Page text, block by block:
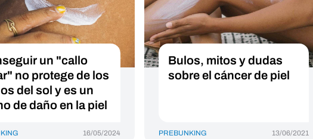
un "callo
no protege de los
del sol y es un
de daño en la piel
16/05/2024
Bulos, mitos y dudas
sobre el cáncer de piel
PREBUNKING 13/06/2021